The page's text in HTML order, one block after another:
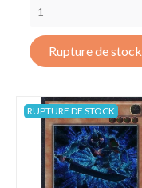
Rupture de stock
RUPTURE DE STOCK